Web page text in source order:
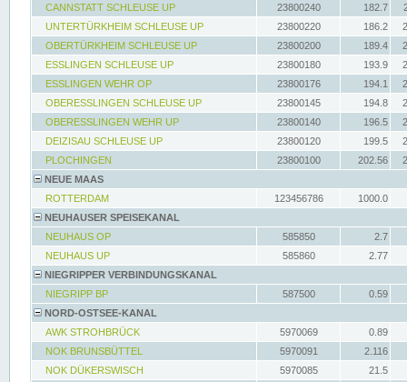
CANNSTATT SCHLEUSE UP
23800240 182.7
UNTERTÜRKHEIM SCHLEUSE UP
23800220 186.2
OBERTÜRKHEIM SCHLEUSE UP
23800200 189.4
ESSLINGEN SCHLEUSE UP
23800180 193.9
ESSLINGEN WEHR OP
23800176 194.1
OBERESSLINGEN SCHLEUSE UP
23800145 194.8
OBERESSLINGEN WEHR UP
23800140 196.5
DEIZISAU SCHLEUSE UP
23800120 199.5
PLOCHINGEN
23800100 202.56
NEUE MAAS
ROTTERDAM
123456786
1000.0
NEUHAUSER SPEISEKANAL
NEUHAUS OP
585850
2.7
NEUHAUS UP
585860
2.77
NIEGRIPPER VERBINDUNGSKANAL
NIEGRIPP BP
587500
0.59
NORD-OSTSEE-KANAL
AWK STROHBRÜCK
5970069
0.89
NOK BRUNSBÜTTEL
5970091
2.116
NOK DÜKERSWISCH
5970085
21.5